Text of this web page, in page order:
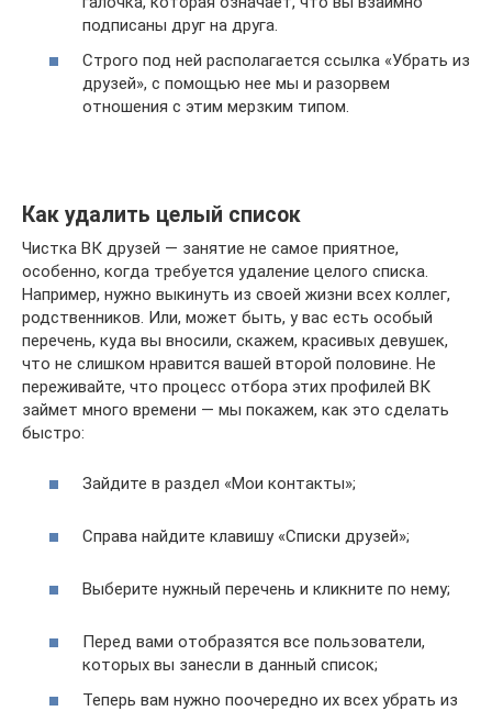
подписаны друг на друга.
Строго под ней располагается ссылка «Убрать из
друзей», с помощью нее мы и разорвем
отношения с этим мерзким типом.
Как удалить целый список
Чистка ВК друзей — занятие не самое приятное,
особенно, когда требуется удаление целого списка.
Например, нужно выкинуть из своей жизни всех коллег,
родственников. Или, может быть, у вас есть особый
перечень, куда вы вносили, скажем, красивых девушек,
что не слишком нравится вашей второй половине. Не
переживайте, что процесс отбора этих профилей ВК
займет много времени — мы покажем, как это сделать
быстро:
Зайдите в раздел «Мои контакты»;
Справа найдите клавишу «Списки друзей»;
Выберите нужный перечень и кликните по нему;
Перед вами отобразятся все пользователи,
которых вы занесли в данный список;
Теперь вам нужно поочередно их всех убрать из